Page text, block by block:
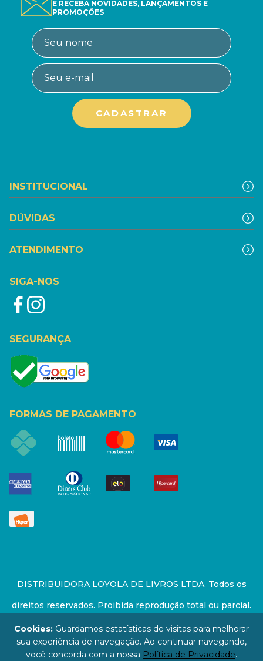
E RECEBA NOVIDADES, LANÇAMENTOS E
PROMOÇÕES
INSTITUCIONAL
DÚVIDAS
ATENDIMENTO
SIGA-NOS
SEGURANÇA
FORMAS DE PAGAMENTO
DISTRIBUIDORA LOYOLA DE LIVROS LTDA. Todos os
direitos reservados. Proibida reprodução total ou parcial.
Preços e estoque sujeito a alterações sem aviso prévio.
67.946.814/0001-94 - LOJA - Rua Senador Feijó - São
Cookies: Guardamos estatísticas de visitas para melhorar
sua experiência de navegação. Ao continuar navegando,
você concorda com a nossa Política de Privacidade.